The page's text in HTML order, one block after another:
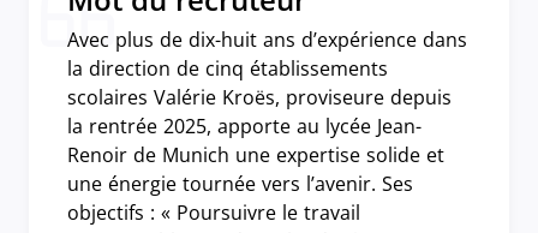
Avec plus de dix-huit ans d’expérience dans
la direction de cinq établissements
scolaires Valérie Kroës, proviseure depuis
la rentrée 2025, apporte au lycée Jean-
Renoir de Munich une expertise solide et
une énergie tournée vers l’avenir. Ses
objectifs : « Poursuivre le travail